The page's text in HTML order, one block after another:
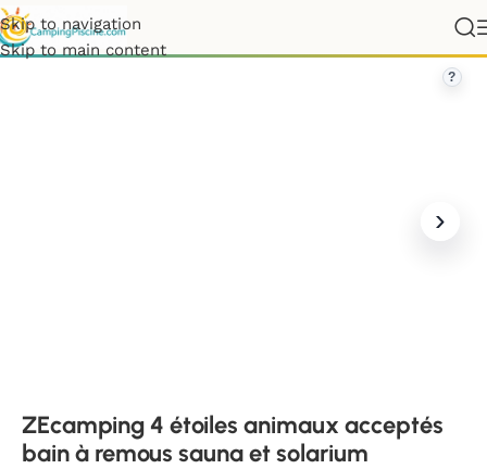
Skip to navigation
Skip to main content
étoiles animaux acceptés bain à remous sauna et solarium
?
ZEcamping 4 étoiles animaux acceptés
bain à remous sauna et solarium